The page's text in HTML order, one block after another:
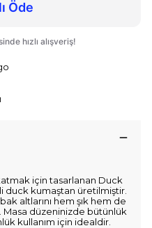
için tasarlanan Duck
duck kumaştan üretilmiştir.
altlarını hem şık hem de
düzeninizde bütünlük
kullanım için idealdir.